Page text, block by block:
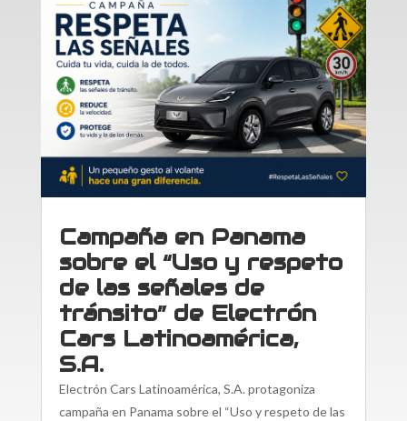
Campaña en Panama
sobre el “Uso y respeto
de las señales de
tránsito” de Electrón
Cars Latinoamérica,
S.A.
Electrón Cars Latinoamérica, S.A. protagoniza
campaña en Panama sobre el “Uso y respeto de las